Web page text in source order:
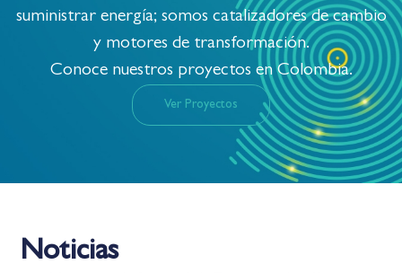
suministrar energía; somos catalizadores de cambio
y motores de transformación.
Conoce nuestros proyectos en Colombia.
Ver Proyectos
Noticias